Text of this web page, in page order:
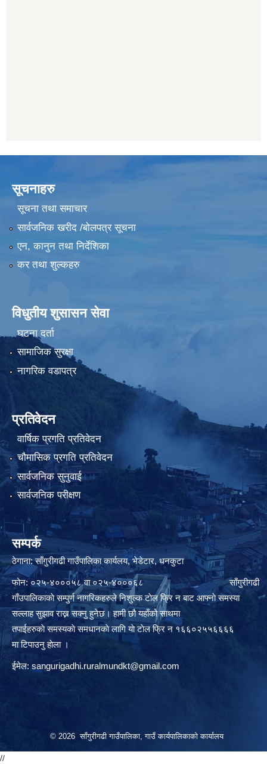
सूचनाहरु
सूचना तथा समाचार
सार्वजनिक खरीद /बोलपत्र सूचना
एन, कानुन तथा निर्देशिका
कर तथा शुल्कहरु
विधुतीय शुसासन सेवा
घटना दर्ता
सामाजिक सुरक्षा
नागरिक वडापत्र
प्रतिवेदन
वार्षिक प्रगति प्रतिवेदन
चौमासिक प्रगति प्रतिवेदन
सार्वजनिक सुनुवाई
सार्वजनिक परीक्षण
सम्पर्क
ठेगाना: साँगुरीगढी गाउँपालिका कार्यलय, भेडेटार, धनकुटा
फोन: ०२५-४०००५८ वा ०२५-४०००६८ साँगुरीगढी
गाँउपालिकाकाे सम्पुर्ण नागरिकहरुले निशुल्क टाेल फ्रि न बाट आफ्नाे समस्या
सल्लाह सुझाव राख्न सक्नु हुनेछ। हामी छौ यहाँको साथमा
तपाईहरुकाे समस्यकाे समधानकाे लागि याे टाेल फ्रि न १६६०२५५६६६६
मा टिपाउनु हाेला ।
ईमेल: sangurigadhi.ruralmundkt@gmail.com
© 2026 साँगुरीगढी गाउँपालिका, गाउँ कार्यपालिकाको कार्यालय
//